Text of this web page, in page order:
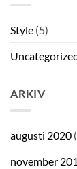
Style (5)
ARKIV
augusti 2020
november